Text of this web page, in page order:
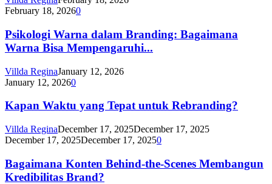
February 18, 20260
Psikologi Warna dalam Branding: Bagaimana
Warna Bisa Mempengaruhi...
Villda ReginaJanuary 12, 2026
January 12, 20260
Kapan Waktu yang Tepat untuk Rebranding?
Villda ReginaDecember 17, 2025December 17, 2025
December 17, 2025December 17, 20250
Bagaimana Konten Behind-the-Scenes Membangun
Kredibilitas Brand?